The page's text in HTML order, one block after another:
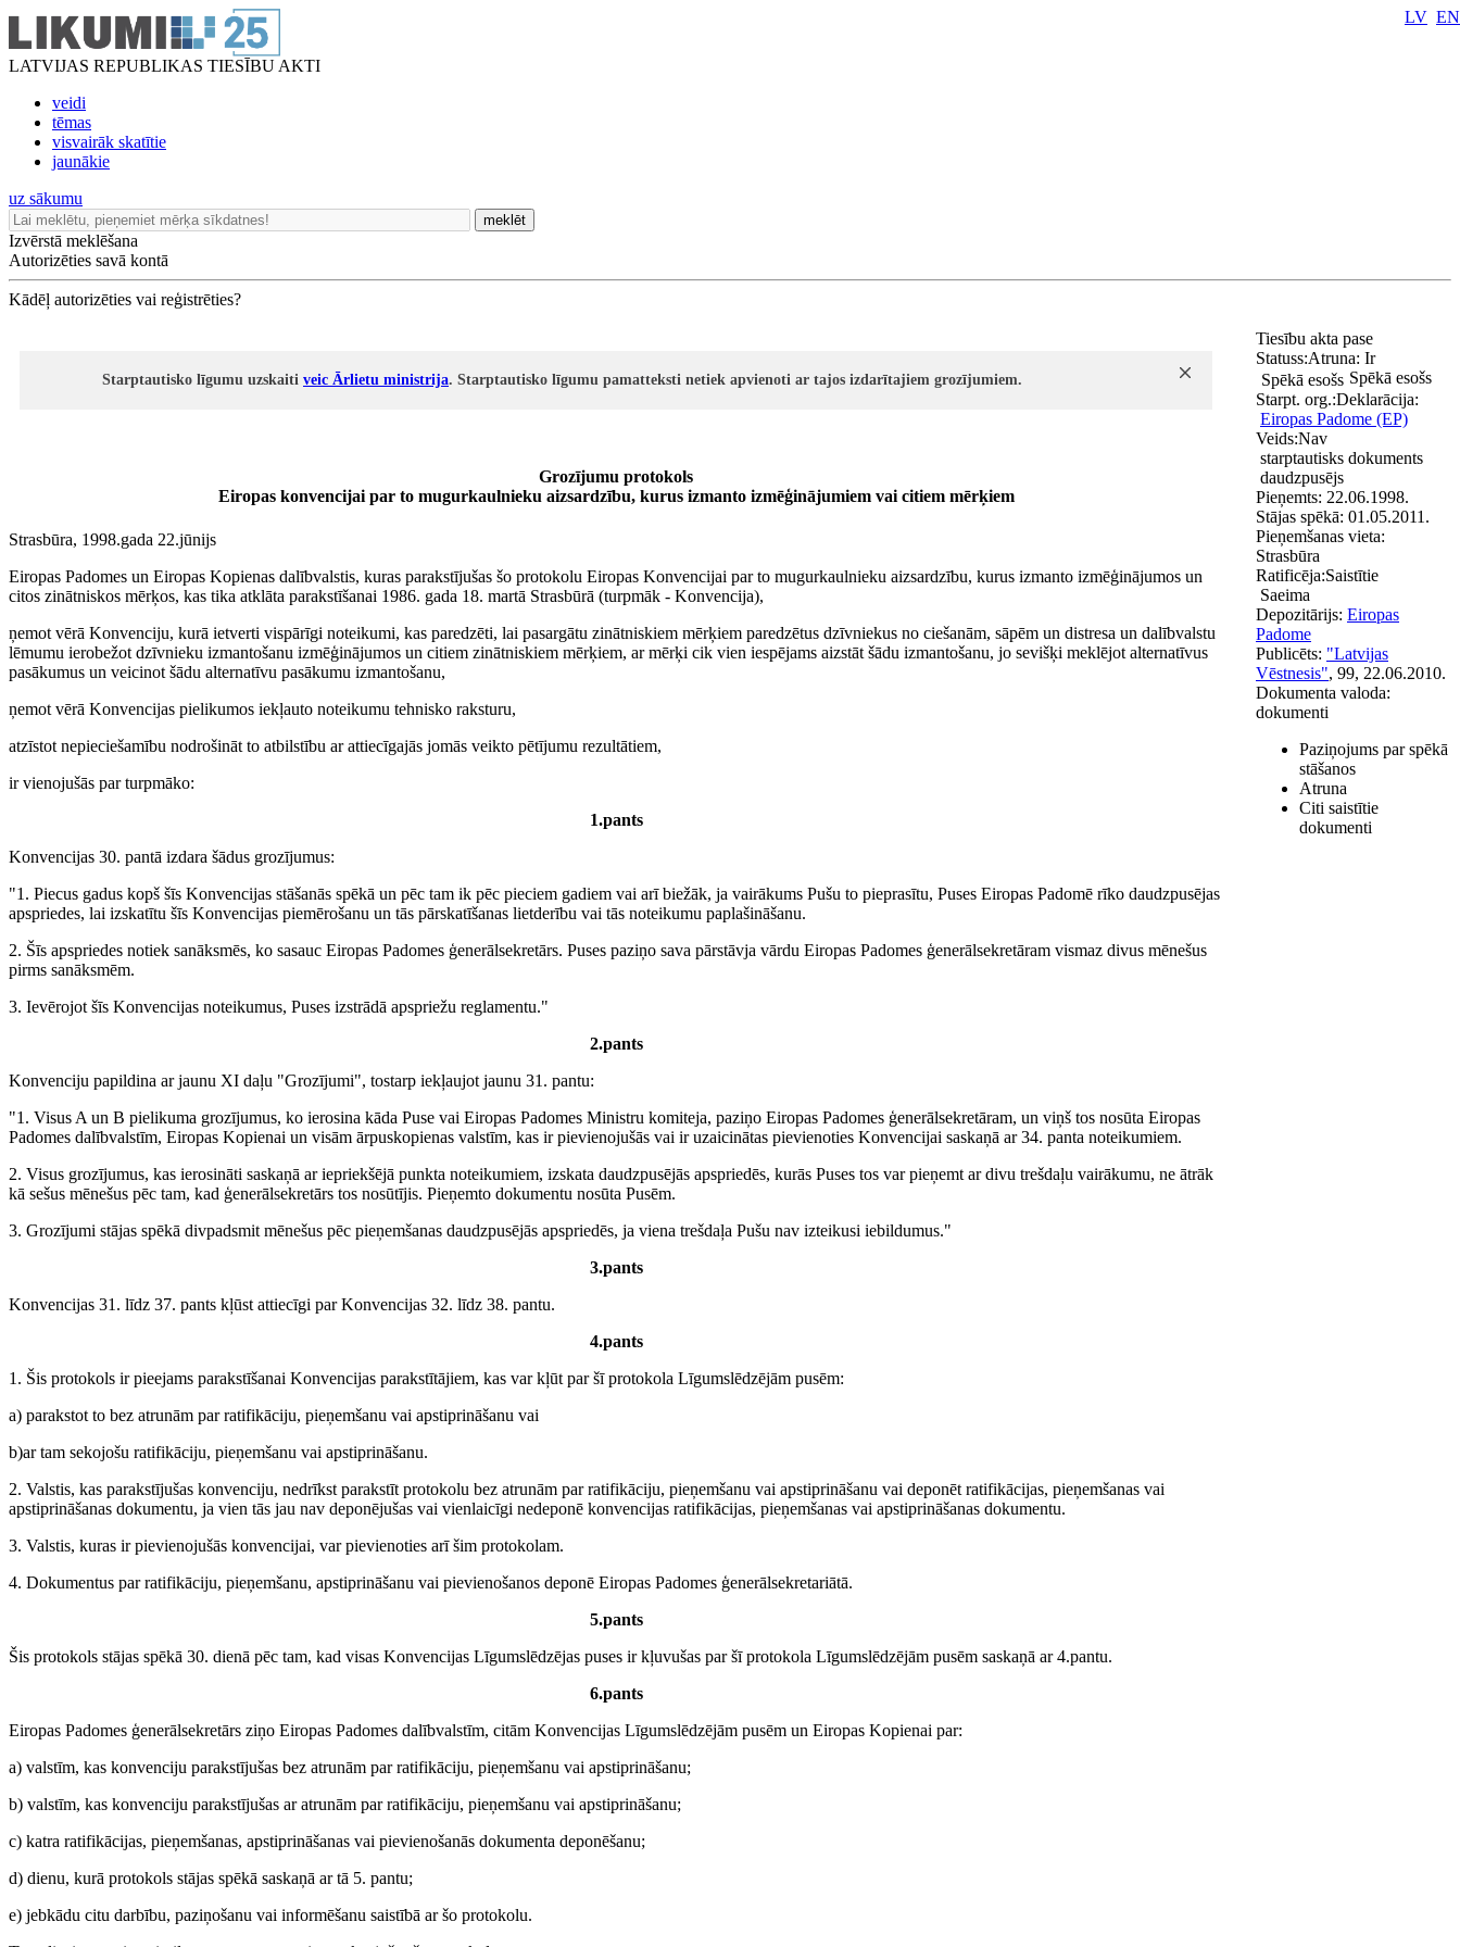
LATVIJAS REPUBLIKAS TIESĪBU AKTI
veidi
tēmas
visvairāk skatītie
jaunākie
LV EN
uz sākumu
meklēt
Izvērstā meklēšana
Autorizēties savā kontā
Kādēļ autorizēties vai reģistrēties?
Starptautisko līgumu uzskaiti veic Ārlietu ministrija. Starptautisko līgumu pamatteksti netiek apvienoti ar tajos izdarītajiem grozījumiem.
Grozījumu protokols
Eiropas konvencijai par to mugurkaulnieku aizsardzību, kurus izmanto izmēģinājumiem vai citiem mērķiem
Strasbūra, 1998.gada 22.jūnijs
Eiropas Padomes un Eiropas Kopienas dalībvalstis, kuras parakstījušas šo protokolu Eiropas Konvencijai par to mugurkaulnieku aizsardzību, kurus izmanto izmēģinājumos un
citos zinātniskos mērķos, kas tika atklāta parakstīšanai 1986. gada 18. martā Strasbūrā (turpmāk - Konvencija),
ņemot vērā Konvenciju, kurā ietverti vispārīgi noteikumi, kas paredzēti, lai pasargātu zinātniskiem mērķiem paredzētus dzīvniekus no ciešanām, sāpēm un distresa un dalībvalstu
lēmumu ierobežot dzīvnieku izmantošanu izmēģinājumos un citiem zinātniskiem mērķiem, ar mērķi cik vien iespējams aizstāt šādu izmantošanu, jo sevišķi meklējot alternatīvus
pasākumus un veicinot šādu alternatīvu pasākumu izmantošanu,
ņemot vērā Konvencijas pielikumos iekļauto noteikumu tehnisko raksturu,
atzīstot nepieciešamību nodrošināt to atbilstību ar attiecīgajās jomās veikto pētījumu rezultātiem,
ir vienojušās par turpmāko:
1.pants
Konvencijas 30. pantā izdara šādus grozījumus:
"1. Piecus gadus kopš šīs Konvencijas stāšanās spēkā un pēc tam ik pēc pieciem gadiem vai arī biežāk, ja vairākums Pušu to pieprasītu, Puses Eiropas Padomē rīko daudzpusējas
apspriedes, lai izskatītu šīs Konvencijas piemērošanu un tās pārskatīšanas lietderību vai tās noteikumu paplašināšanu.
2. Šīs apspriedes notiek sanāksmēs, ko sasauc Eiropas Padomes ģenerālsekretārs. Puses paziņo sava pārstāvja vārdu Eiropas Padomes ģenerālsekretāram vismaz divus mēnešus
pirms sanāksmēm.
3. Ievērojot šīs Konvencijas noteikumus, Puses izstrādā apspriežu reglamentu."
2.pants
Konvenciju papildina ar jaunu XI daļu "Grozījumi", tostarp iekļaujot jaunu 31. pantu:
"1. Visus A un B pielikuma grozījumus, ko ierosina kāda Puse vai Eiropas Padomes Ministru komiteja, paziņo Eiropas Padomes ģenerālsekretāram, un viņš tos nosūta Eiropas
Padomes dalībvalstīm, Eiropas Kopienai un visām ārpuskopienas valstīm, kas ir pievienojušās vai ir uzaicinātas pievienoties Konvencijai saskaņā ar 34. panta noteikumiem.
2. Visus grozījumus, kas ierosināti saskaņā ar iepriekšējā punkta noteikumiem, izskata daudzpusējās apspriedēs, kurās Puses tos var pieņemt ar divu trešdaļu vairākumu, ne ātrāk
kā sešus mēnešus pēc tam, kad ģenerālsekretārs tos nosūtījis. Pieņemto dokumentu nosūta Pusēm.
3. Grozījumi stājas spēkā divpadsmit mēnešus pēc pieņemšanas daudzpusējās apspriedēs, ja viena trešdaļa Pušu nav izteikusi iebildumus."
3.pants
Konvencijas 31. līdz 37. pants kļūst attiecīgi par Konvencijas 32. līdz 38. pantu.
4.pants
1. Šis protokols ir pieejams parakstīšanai Konvencijas parakstītājiem, kas var kļūt par šī protokola Līgumslēdzējām pusēm:
a) parakstot to bez atrunām par ratifikāciju, pieņemšanu vai apstiprināšanu vai
b)ar tam sekojošu ratifikāciju, pieņemšanu vai apstiprināšanu.
2. Valstis, kas parakstījušas konvenciju, nedrīkst parakstīt protokolu bez atrunām par ratifikāciju, pieņemšanu vai apstiprināšanu vai deponēt ratifikācijas, pieņemšanas vai
apstiprināšanas dokumentu, ja vien tās jau nav deponējušas vai vienlaicīgi nedeponē konvencijas ratifikācijas, pieņemšanas vai apstiprināšanas dokumentu.
3. Valstis, kuras ir pievienojušās konvencijai, var pievienoties arī šim protokolam.
4. Dokumentus par ratifikāciju, pieņemšanu, apstiprināšanu vai pievienošanos deponē Eiropas Padomes ģenerālsekretariātā.
5.pants
Šis protokols stājas spēkā 30. dienā pēc tam, kad visas Konvencijas Līgumslēdzējas puses ir kļuvušas par šī protokola Līgumslēdzējām pusēm saskaņā ar 4.pantu.
6.pants
Eiropas Padomes ģenerālsekretārs ziņo Eiropas Padomes dalībvalstīm, citām Konvencijas Līgumslēdzējām pusēm un Eiropas Kopienai par:
a) valstīm, kas konvenciju parakstījušas bez atrunām par ratifikāciju, pieņemšanu vai apstiprināšanu;
b) valstīm, kas konvenciju parakstījušas ar atrunām par ratifikāciju, pieņemšanu vai apstiprināšanu;
c) katra ratifikācijas, pieņemšanas, apstiprināšanas vai pievienošanās dokumenta deponēšanu;
d) dienu, kurā protokols stājas spēkā saskaņā ar tā 5. pantu;
e) jebkādu citu darbību, paziņošanu vai informēšanu saistībā ar šo protokolu.
Tiesību akta pase
Statuss:
Spēkā esošs Spēkā esošs
Starpt. org.:
Eiropas Padome (EP)
Veids:
starptautisks dokuments
daudzpusējs
Pieņemts: 22.06.1998.
Stājas spēkā: 01.05.2011.
Pieņemšanas vieta:
Strasbūra
Ratificēja:
Saeima
Atruna: Ir
Deklarācija:
Nav
Depozitārijs: Eiropas
Padome
Publicēts: "Latvijas
Vēstnesis", 99, 22.06.2010.
Dokumenta valoda:
Saistītie
dokumenti
Paziņojums par spēkā
stāšanos
Atruna
Citi saistītie
dokumenti